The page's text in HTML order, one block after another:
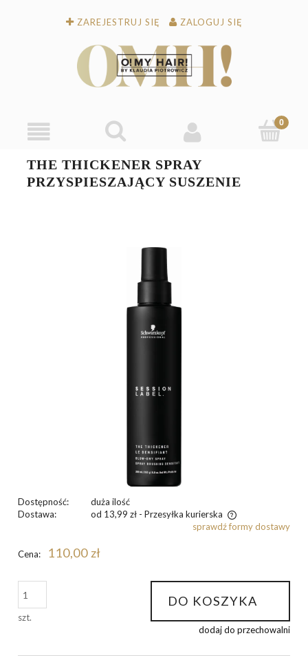
ZAREJESTRUJ SIĘ ZALOGUJ SIĘ
THE THICKENER SPRAY
PRZYSPIESZAJĄCY SUSZENIE
Dostępność:
duża ilość
Dostawa:
od 13,99 zł - Przesyłka kurierska
Cena nie zawiera ewentualnych kosztów płatnościsprawdź formy dostawy
Cena: 110,00 zł
szt.
DO KOSZYKA
dodaj do przechowalni